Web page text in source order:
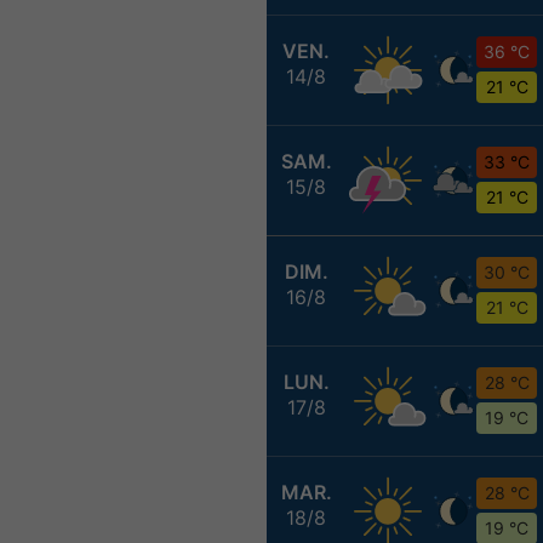
VEN.
14/8
36 °C
21 °C
SAM.
15/8
33 °C
21 °C
DIM.
16/8
30 °C
21 °C
LUN.
17/8
28 °C
19 °C
MAR.
18/8
28 °C
19 °C